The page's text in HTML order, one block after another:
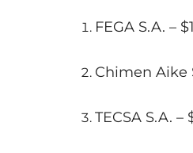
FEGA S.A. –
Chimen Aike
TECSA S.A.